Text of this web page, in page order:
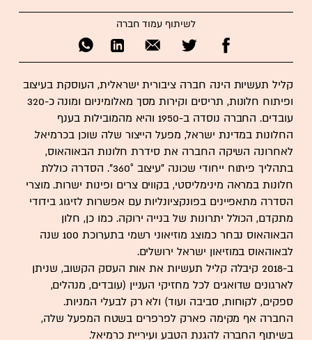
לשיתוף עמוד חברה
קליל תעשיות הינה חברה ציבורית ישראלית, העוסקת בעיצוב
ופיתוח חלונות, תריסים וקירות מסך מאלומיניום ומונה כ-320
עובדים. החברה נוסדה ב-1950 והיא מהמובילות בענף
החלונות במדינת ישראל, מפעל הייצור שלה שוכן בכרמיאל.
לאחרונה השיקה החברה את סידרת חלונות הבאוהאוס,
בתהליך פיתוח ייחודי שכונה "עיצוב 360°". הסדרה כוללת
חלונות במראה מינימליסטי, בקווים צרים ופינות ישרות. מוצרי
הסדרה מתאפיינים בפונקציונליות עם אפשרות לזיגוג בידודי
מתקדם, הכולל יתרונות של בנייה ירוקה. כמו כן, חלון
הבאוהאוס נבחר כמוצג מוזיאוני רשמי בתערוכת 100 שנה
לבאוהאוס במוזיאון ישראל ירושלים.
ב-2018 קיבלה קליל תעשיות את אות העסק הקשוב, שניתן
לארגונים שדואגים לכל מחזיקי העניין (עובדים, מנהלים,
ספקים, לקוחות, סביבה ועוד) ולא רק לבעלי המניות.
החברה אף מקימה פארק לפרפרים בשטח המפעל שלה,
בשיתוף החברה להגנת הטבע ועיריית כרמיאל.